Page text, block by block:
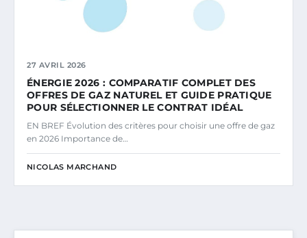
27 AVRIL 2026
ÉNERGIE 2026 : COMPARATIF COMPLET DES
OFFRES DE GAZ NATUREL ET GUIDE PRATIQUE
POUR SÉLECTIONNER LE CONTRAT IDÉAL
EN BREF Évolution des critères pour choisir une offre de gaz
en 2026 Importance de…
NICOLAS MARCHAND